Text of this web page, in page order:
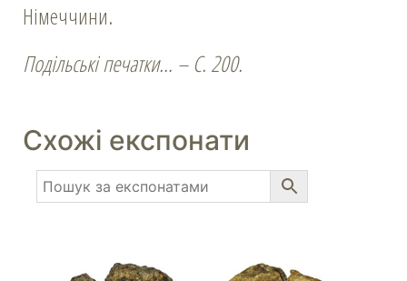
Німеччини.
Подільські печатки… – С. 200.
Схожі експонати